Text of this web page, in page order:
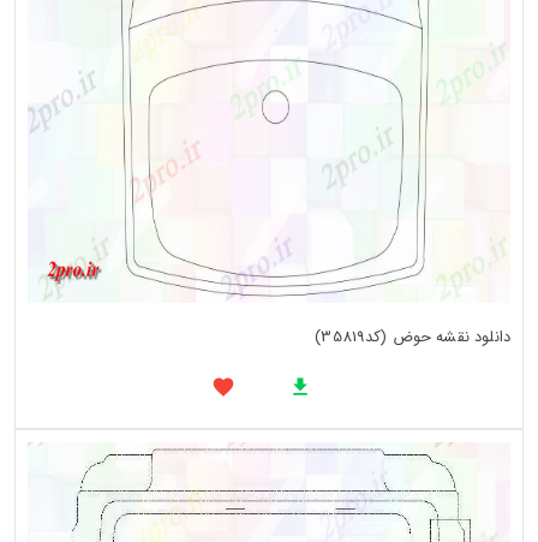
دانلود نقشه حوض (کد35819)